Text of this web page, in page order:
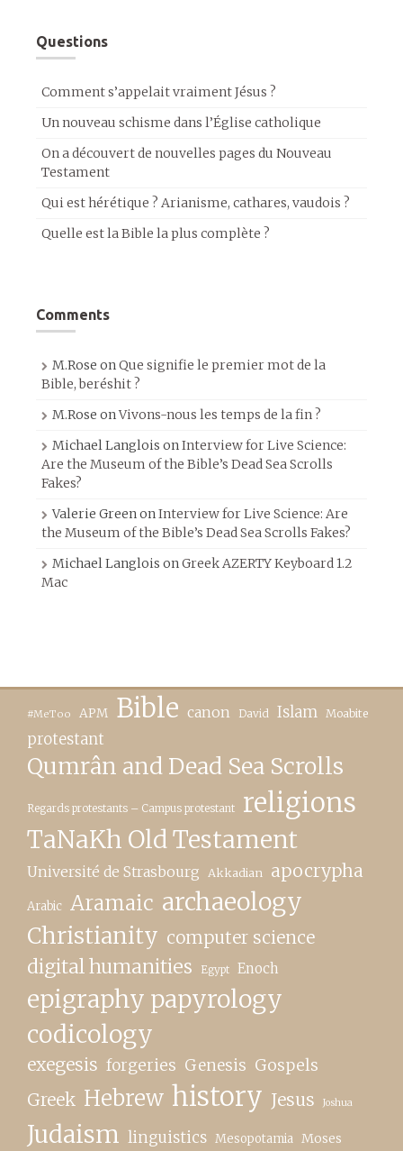
Questions
Comment s’appelait vraiment Jésus ?
Un nouveau schisme dans l’Église catholique
On a découvert de nouvelles pages du Nouveau
Testament
Qui est hérétique ? Arianisme, cathares, vaudois ?
Quelle est la Bible la plus complète ?
Comments
M.Rose onQue signifie le premier mot de la
Bible, beréshit ?
M.Rose onVivons-nous les temps de la fin ?
Michael Langlois onInterview for Live Science:
Are the Museum of the Bible’s Dead Sea Scrolls
Fakes?
Valerie GreenonInterview for Live Science: Are
the Museum of the Bible’s Dead Sea Scrolls Fakes?
Michael Langlois onGreek AZERTY Keyboard 1.2
Mac
#MeToo APM Bible canon David Islam Moabite
protestant
Qumrân and Dead Sea Scrolls
Regards protestants – Campus protestant religions
TaNaKh Old Testament
Université de Strasbourg Akkadian apocrypha
Arabic Aramaic archaeology
Christianity computer science
digital humanities Egypt Enoch
epigraphy papyrology
codicology
exegesis forgeries Genesis Gospels
Greek Hebrew history Jesus Joshua
Judaism linguistics Mesopotamia Moses